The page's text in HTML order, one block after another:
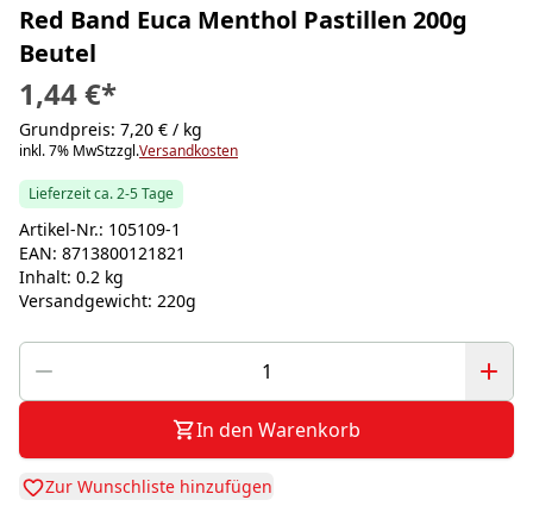
Red Band Euca Menthol Pastillen 200g
Beutel
1,44 €*
Grundpreis: 7,20 € / kg
inkl. 7% MwStzzgl.Versandkosten
Lieferzeit ca. 2-5 Tage
Artikel-Nr.: 105109-1
EAN: 8713800121821
Inhalt: 0.2 kg
Versandgewicht: 220g
In den Warenkorb
Zur Wunschliste hinzufügen